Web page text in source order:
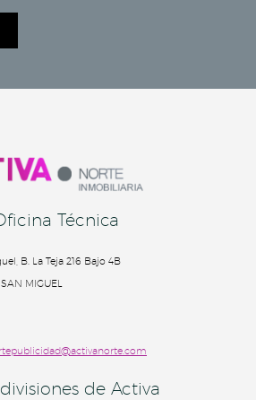
Técnica
B. La Teja 216 Bajo 4B
MIGUEL
de Activa